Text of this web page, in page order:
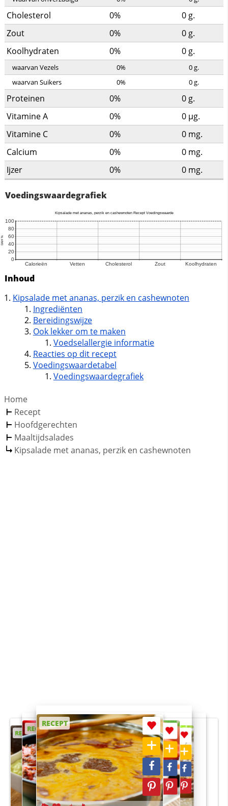
Cholesterol 0% 0 g.
Zout
0% 0 g.
Koolhydraten
0% 0 g.
waarvan Vezels 0% 0g.
waarvan Suikers
0% 0g.
Proteinen 0% 0 g.
Vitamine A
0% 0 µg.
Vitamine C
0% 0 mg.
Calcium
0% 0 mg.
Ijzer
0% 0 mg.
Voedingswaardegrafiek
Inhoud
Kipsalade met ananas, perzik en cashewnoten
Ingrediënten
Bereidingswijze
Ook lekker om te maken
Voedselallergie informatie
Reacties op dit recept
Voedingswaardetabel
Voedingswaardegrafiek
Home
Recept
Hoofdgerechten
Maaltijdsalades
Kipsalade met ananas, perzik en cashewnoten
RECEPT
RECEPT
RECEPT
RECEPT
RECEPT